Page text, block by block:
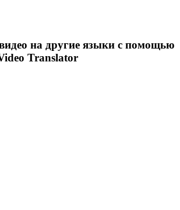
на другие языки с помощью
Translator